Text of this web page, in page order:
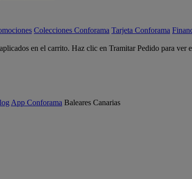
Colecciones Conforama Tarjeta Conforama
en el carrito. Haz clic en Tramitar Pedido para ver
App Conforama Baleares Canarias